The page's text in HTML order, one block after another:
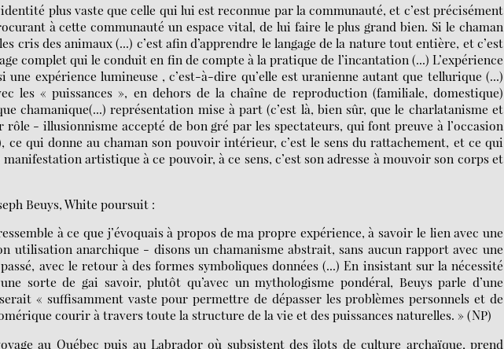
plus vaste que celle qui lui est reconnue par la communauté, et c’est précisément
à cette communauté un espace vital, de lui faire le plus grand bien. Si le chaman
cris des animaux (...) c’est afin d’apprendre le langage de la nature tout entière, et c’est
complet qui le conduit en fin de compte à la pratique de l’incantation (...) L’expérience
une expérience lumineuse , c’est-à-dire qu’elle est uranienne autant que tellurique (...)
les « puissances », en dehors de la chaîne de reproduction (familiale, domestique)
chamanique(...) représentation mise à part (c’est là, bien sûr, que le charlatanisme et
rôle - illusionnisme accepté de bon gré par les spectateurs, qui font preuve à l’occasion
ce qui donne au chaman son pouvoir intérieur, c’est le sens du rattachement, et ce qui
artistique à ce pouvoir, à ce sens, c’est son adresse à mouvoir son corps et
Beuys, White poursuit :
à ce que j’évoquais à propos de ma propre expérience, à savoir le lien avec une
utilisation anarchique - disons un chamanisme abstrait, sans aucun rapport avec une
avec le retour à des formes symboliques données (...) En insistant sur la nécessité
sorte de gai savoir, plutôt qu’avec un mythologisme pondéral, Beuys parle d’une
« suffisamment vaste pour permettre de dépasser les problèmes personnels et de
courir à travers toute la structure de la vie et des puissances naturelles. » (NP)
au Québec puis au Labrador où subsistent des îlots de culture archaïque, prend